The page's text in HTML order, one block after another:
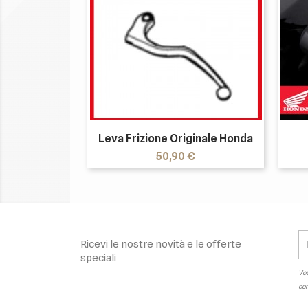
Leva Frizione Originale Honda
Prezzo
50,90 €
Ricevi le nostre novità e le offerte
speciali